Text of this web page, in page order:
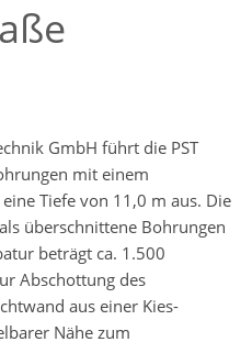
GmbH führt die PST
mit einem
Tiefe von 11,0 m aus. Die
überschnittene Bohrungen
beträgt ca. 1.500
Abschottung des
aus einer Kies-
Nähe zum